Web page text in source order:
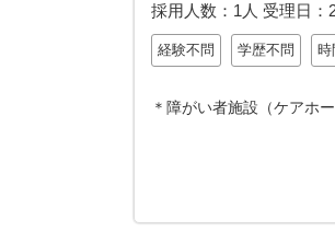
採用人数：1人 受理日：
経験不問 学歴不問 時
＊障がい者施設（ケアホ